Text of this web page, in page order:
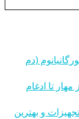
(دم
تا ادغام
و بهترین